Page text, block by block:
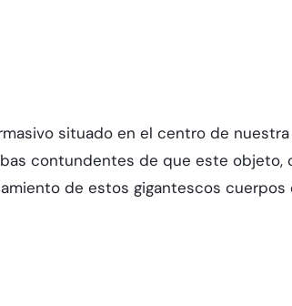
situado en el centro de nuestra
contundentes de que este objeto,
de estos gigantescos